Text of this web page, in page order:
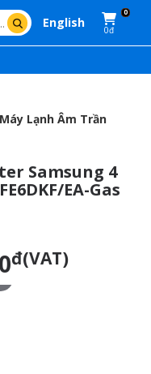
English
0
0đ
Máy Lạnh Âm Trần
Samsung 4
EA-Gas
đ(VAT)